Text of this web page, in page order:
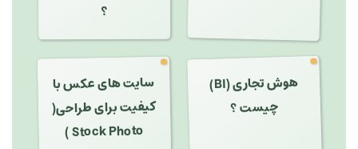
؟
هوش تجاری (BI)
چیست ؟
سایت های عکس با
کیفیت برای طراحی(
Stock Photo )